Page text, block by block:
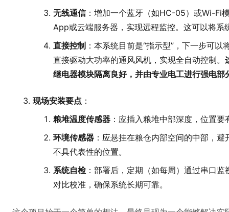
无线通信：增加一个蓝牙（如HC-05）或Wi-Fi
App或云端服务器，实现远程监控。这可以将系
直接控制 ：本系统目前是“指示型”，下一步可
直接驱动大功率的通风风机，实现全自动控制。
继电器模块隔离良好，并由专业电工进行强电部
现场安装要点 ：
粮堆温度传感器 ：应插入粮堆中部深度，位置
环境传感器 ：应悬挂在粮仓内部空间的中部，
不具代表性的位置。
系统自检：部署后，定期（如每周）通过串口
对比校准，确保系统长期可靠。